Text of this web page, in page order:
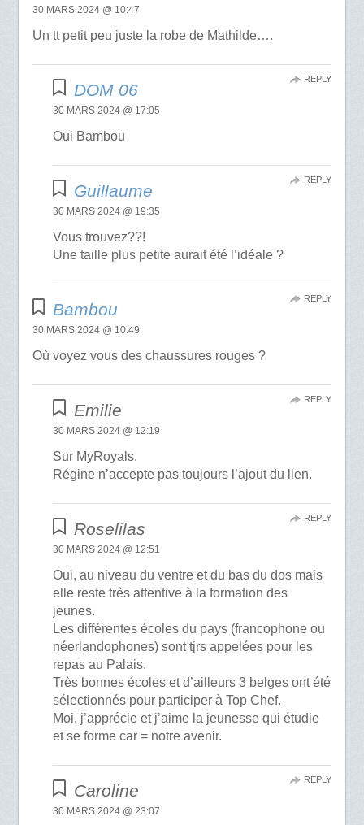
30 MARS 2024 @ 10:47
Un tt petit peu juste la robe de Mathilde….
DOM 06
30 MARS 2024 @ 17:05
Oui Bambou
REPLY
Guillaume
30 MARS 2024 @ 19:35
Vous trouvez??!
Une taille plus petite aurait été l’idéale ?
REPLY
Bambou
30 MARS 2024 @ 10:49
Où voyez vous des chaussures rouges ?
REPLY
Emilie
30 MARS 2024 @ 12:19
Sur MyRoyals.
Régine n’accepte pas toujours l’ajout du lien.
REPLY
Roselilas
30 MARS 2024 @ 12:51
Oui, au niveau du ventre et du bas du dos mais
elle reste très attentive à la formation des
jeunes.
Les différentes écoles du pays (francophone ou
néerlandophones) sont tjrs appelées pour les
repas au Palais.
Très bonnes écoles et d’ailleurs 3 belges ont été
sélectionnés pour participer à Top Chef.
Moi, j’apprécie et j’aime la jeunesse qui étudie
et se forme car = notre avenir.
REPLY
Caroline
30 MARS 2024 @ 23:07
REPLY